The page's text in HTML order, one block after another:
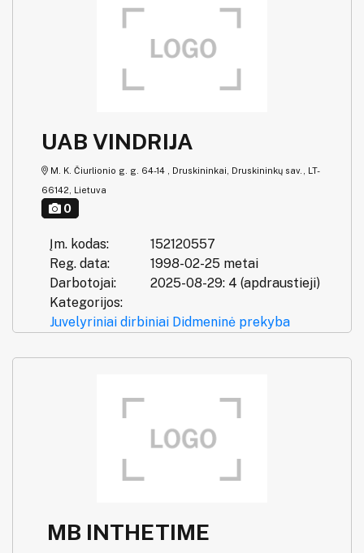
UAB VINDRIJA
M. K. Čiurlionio g. g. 64-14 , Druskininkai, Druskininkų sav., LT-
66142, Lietuva
0
Įm. kodas:
152120557
Reg. data:
1998-02-25 metai
Darbotojai:
2025-08-29: 4 (apdraustieji)
Kategorijos:
Juvelyriniai dirbiniai Didmeninė prekyba
MB INTHETIME